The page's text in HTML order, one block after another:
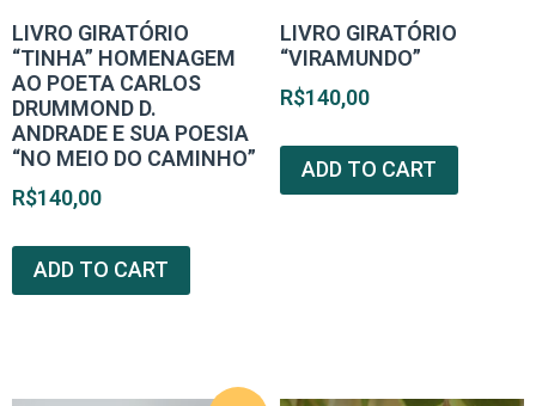
LIVRO GIRATÓRIO
“TINHA” HOMENAGEM
AO POETA CARLOS
DRUMMOND D.
ANDRADE E SUA POESIA
“NO MEIO DO CAMINHO”
R$140,00
ADD TO CART
LIVRO GIRATÓRIO
“VIRAMUNDO”
R$140,00
ADD TO CART